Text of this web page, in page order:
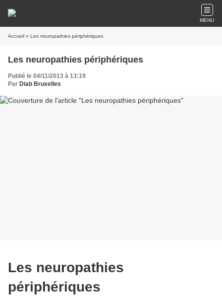
MENU
Accueil » Les neuropathies périphériques
Les neuropathies périphériques
Publié le 04/11/2013 à 13:19
Par Diab Bruxelles
Les neuropathies
périphériques